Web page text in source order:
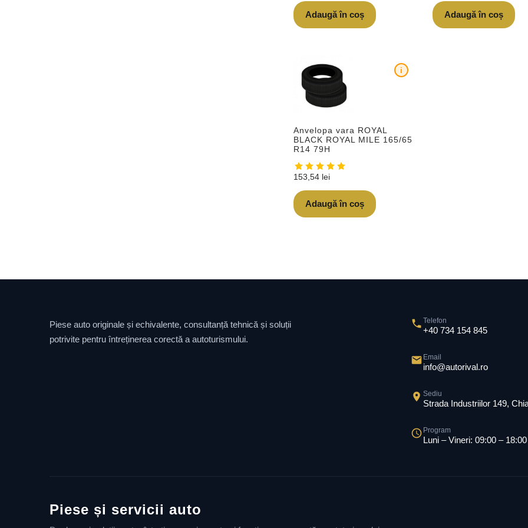
Adaugă în coș Adaugă în coș
Anvelopa vara ROYAL
BLACK ROYAL MILE 165/65
R14 79H
i
153,54 lei
Adaugă în coș
Piese auto originale și echivalente, consultanță tehnică și soluții
potrivite pentru întreținerea corectă a autoturismului.
Telefon
+40 734 154 845
Email
info@autorival.ro
Sediu
Strada Industriilor 149,
Program
Luni – Vineri: 09:00 – 18:00
Piese și servicii auto